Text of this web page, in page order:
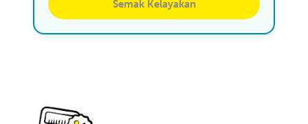
Semak Kelayakan